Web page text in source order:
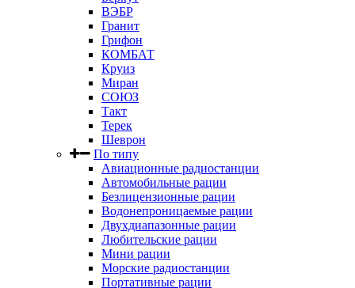
ВЭБР
Гранит
Грифон
КОМБАТ
Круиз
Миран
СОЮЗ
Такт
Терек
Шеврон
По типу
Авиационные радиостанции
Автомобильные рации
Безлицензионные рации
Водонепроницаемые рации
Двухдиапазонные рации
Любительские рации
Мини рации
Морские радиостанции
Портативные рации